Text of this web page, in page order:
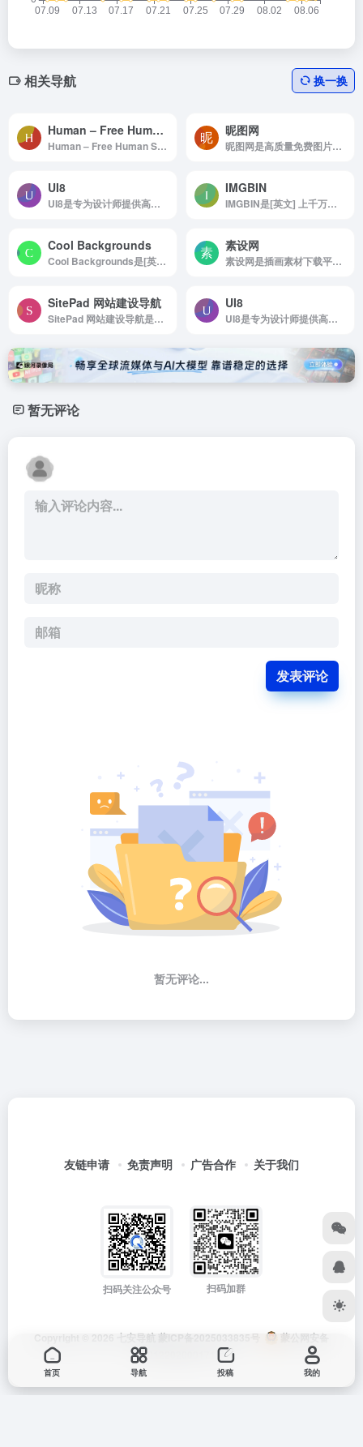
相关导航 换一换
Human – Free Human Sound Effects
Human – Free Human Sound Effects是一个专注人声的网站
昵图网
昵图网是高质量免费图片下载的网站
UI8
UI8是专为设计师提供高质量UI设计资源的网站
IMGBIN
IMGBIN是[英文] 上千万张 PNG素材 免费下载
Cool Backgrounds
Cool Backgrounds是[英文] 超酷炫的背景图片生成网站
素设网
素设网是插画素材下载平台。
SitePad 网站建设导航
SitePad 网站建设导航是是一个网站常用程序导航
UI8
UI8是专为设计师提供高质量UI设计资源的网站
暂无评论
发表评论
暂无评论...
友链申请 免责声明 广告合作 关于我们
扫码关注公众号 扫码加群
Copyright © 2026 七安导航 蒙ICP备2025033835号
蒙公网安备
15012202000171号
首页 导航 投稿 我的